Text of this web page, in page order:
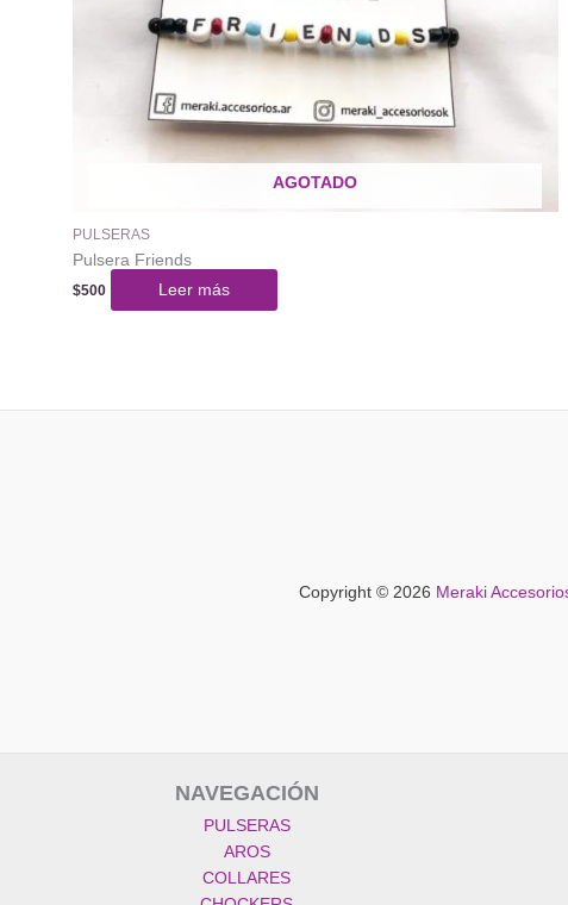
AGOTADO
PULSERAS
Pulsera Friends
$500 Leer más
Copyright © 2026 Meraki
NAVEGACIÓN
PULSERAS
AROS
COLLARES